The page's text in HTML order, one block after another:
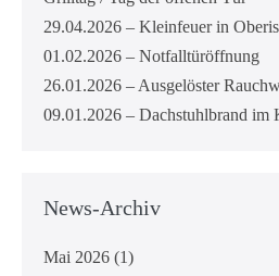
29.04.2026 – Kleinfeuer in
01.02.2026 – Notfalltüröffnung
26.01.2026 – Ausgelöster
09.01.2026 – Dachstuhlbrand im
News-Archiv
Mai 2026 (1)